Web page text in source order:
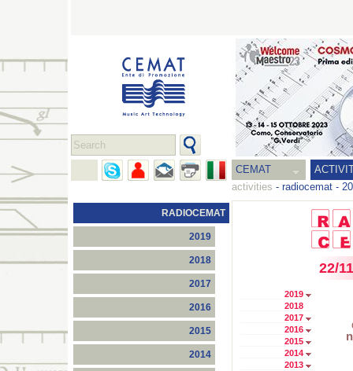
CEMAT
activities - radiocemat -
RADIOCEMAT
2019
2018
2017
2016
2015
2014
2019
2018
2017
2016
2015
2014
2013
22/